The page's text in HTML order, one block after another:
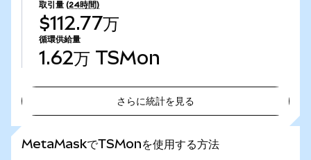
取引量 (24時間)
$112.77万
循環供給量
1.62万 TSMon
さらに統計を見る
MetaMaskでTSMonを使用する方法